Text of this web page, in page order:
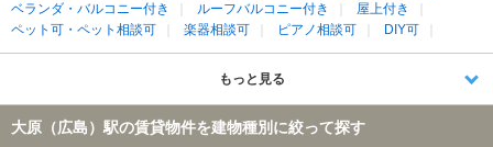
ベランダ・バルコニー付き
ルーフバルコニー付き
屋上付き
ペット可・ペット相談可
楽器相談可 ピアノ相談可 DIY可
もっと見る
大原（広島）駅の賃貸物件を建物種別に絞って探す